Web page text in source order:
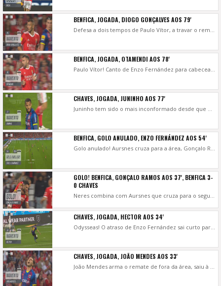
BENFICA, JOGADA, DIOGO GONÇALVES AOS 79'
Defesa a dois tempos de Paulo Vítor, a travar o remate de Diogo Gonçalves com alguma dificuldade.
BENFICA, JOGADA, OTAMENDI AOS 78'
Paulo Vítor! Canto de Enzo Fernández para cabeceamento de Otamendi, estirada do guardião visitante, a negar o golo ao argentino.
CHAVES, JOGADA, JUNINHO AOS 77'
Juninho tem sido o mais inconformado desde que entrou, remate após cruzamento de Benny, atirou ao lado!
BENFICA, GOLO ANULADO, ENZO FERNÁNDEZ AOS 54'
Golo anulado! Aursnes cruza para a área, Gonçalo Ramos atrasa para Enzo Fernández que enche o pé e bate Paulo Vítor. O lance foi analisado pelo VAR que acabou por anular o golo do argentino, estava adiantado no terreno o norueguês no início da jogada.
GOLO! BENFICA, GONÇALO RAMOS AOS 37', BENFICA 3-
0 CHAVES
Neres combina com Aursnes que cruza para o segundo poste, Paulo Vítor falha o alívio e Gonçalo Ramos à boca da baliza a encostar para o 3-0.
CHAVES, JOGADA, HECTOR AOS 34'
Odysseas! O atraso de Enzo Fernández sai curto para António Silva, Hector Hernández intercepta e obriga o guarda-redes encarnado a uma defesa apertada.
CHAVES, JOGADA, JOÃO MENDES AOS 33'
João Mendes arma o remate de fora da área, saiu à figura de Odysseas, a segurar sem dificuldade.